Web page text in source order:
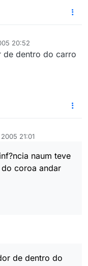
20:52
de dentro do carro
21:01
naum teve
coroa andar
de dentro do